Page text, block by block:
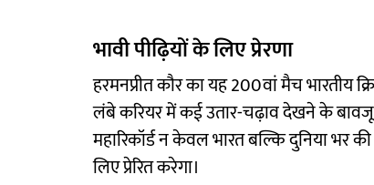
भावी पीढ़ियों के लिए प्रेरणा
हरमनप्रीत कौर का यह 200वां मैच भारतीय
लंबे करियर में कई उतार-चढ़ाव देखने के
महारिकॉर्ड न केवल भारत बल्कि दुनिया भर
लिए प्रेरित करेगा।